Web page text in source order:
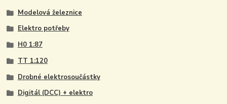
Modelová železnice
Elektro potřeby
H0 1:87
TT 1:120
Drobné elektrosoučástky
Digitál (DCC) + elektro